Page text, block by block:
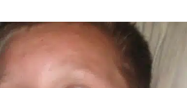
1 viikko sitten
Online-kasinoiden
3 viikkoa sitten